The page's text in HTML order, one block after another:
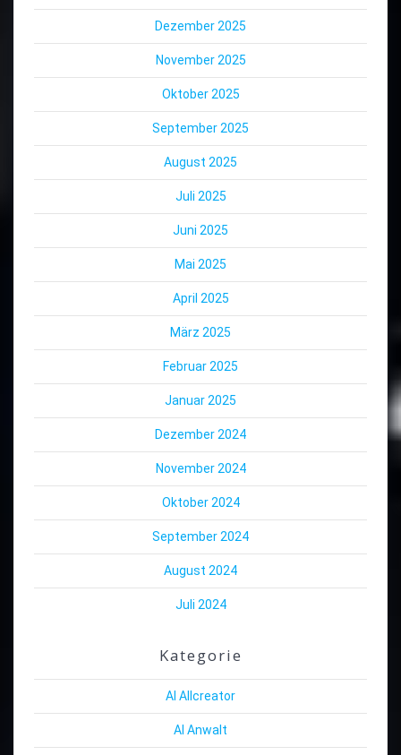
Dezember 2025
November 2025
Oktober 2025
September 2025
August 2025
Juli 2025
Juni 2025
Mai 2025
April 2025
März 2025
Februar 2025
Januar 2025
Dezember 2024
November 2024
Oktober 2024
September 2024
August 2024
Juli 2024
Kategorie
AI Allcreator
AI Anwalt